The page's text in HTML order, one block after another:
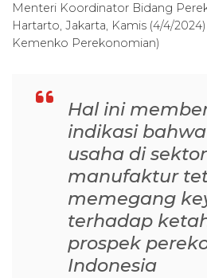
Menteri Koordinator Bidang
Hartarto, Jakarta, Kamis (4/4/
Kemenko Perekonomian)
Hal ini
indikasi
usaha di sektor
manufaktur
memegang
terhadap
prospek
Indonesia